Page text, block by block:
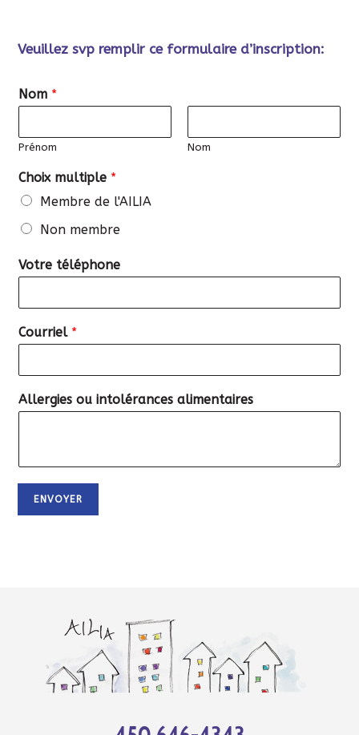
Veuillez svp remplir ce formulaire d’inscription:
Nom *
Prénom Nom
Choix multiple *
Membre de l'AILIA
Non membre
Votre téléphone
Courriel *
Allergies ou intolérances alimentaires
ENVOYER